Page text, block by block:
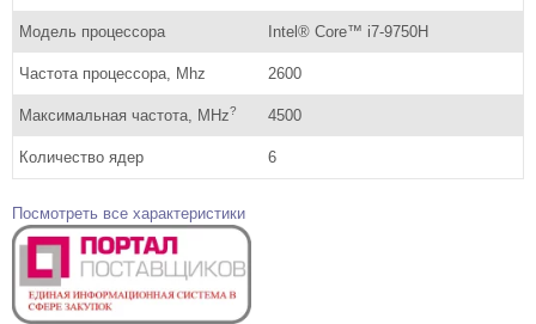
Модель процессора Intel® Core™ i7-9750H
Частота процессора, Mhz 2600
Максимальная частота, MHz? 4500
Количество ядер 6
Посмотреть все характеристики